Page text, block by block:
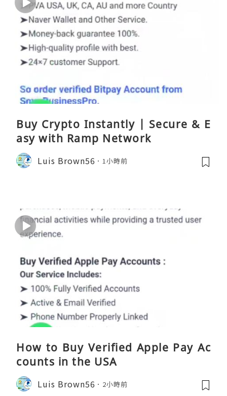
Buy Crypto Instantly | Secure & E
asy with Ramp Network
Luis Brown56 1小時前
How to Buy Verified Apple Pay Ac
counts in the USA
Luis Brown56 2小時前